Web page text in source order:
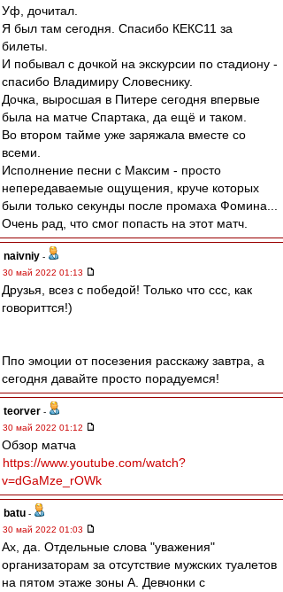
Уф, дочитал.
Я был там сегодня. Спасибо КЕКС11 за
билеты.
И побывал с дочкой на экскурсии по стадиону -
спасибо Владимиру Словеснику.
Дочка, выросшая в Питере сегодня впервые
была на матче Спартака, да ещё и таком.
Во втором тайме уже заряжала вместе со
всеми.
Исполнение песни с Максим - просто
непередаваемые ощущения, круче которых
были только секунды после промаха Фомина...
Очень рад, что смог попасть на этот матч.
naivniy -
30 май 2022 01:13
Друзья, всез с победой! Только что ссс, как
говориттся!)
Ппо эмоции от посезения расскажу завтра, а
сегодня давайте просто порадуемся!
teorver -
30 май 2022 01:12
Обзор матча
https://www.youtube.com/watch?
v=dGaMze_rOWk
batu -
30 май 2022 01:03
Ах, да. Отдельные слова "уважения"
организаторам за отсутствие мужских туалетов
на пятом этаже зоны А. Девчонки с